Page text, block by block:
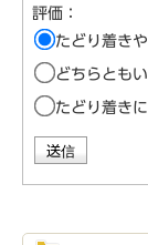
評価：
たどり着き
どちらとも
たどり着き